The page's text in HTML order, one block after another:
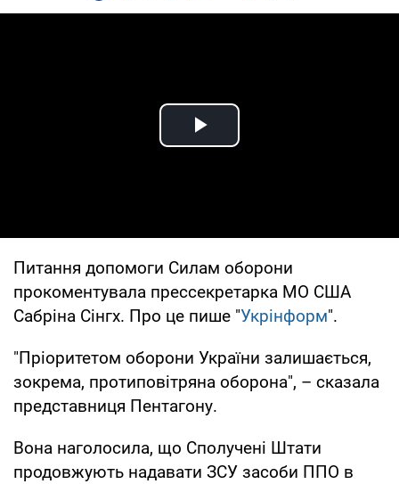
Play Video
Питання допомоги Силам оборони
прокоментувала прессекретарка МО США
Сабріна Сінгх. Про це пише "Укрінформ".
"Пріоритетом оборони України залишається,
зокрема, протиповітряна оборона", – сказала
представниця Пентагону.
Вона наголосила, що Сполучені Штати
продовжують надавати ЗСУ засоби ППО в